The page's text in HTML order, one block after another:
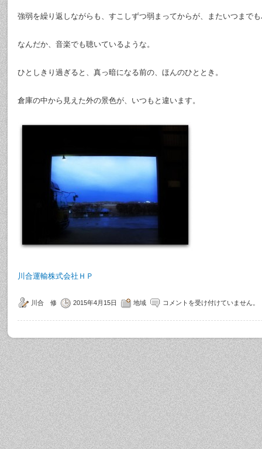
強弱を繰り返しながらも、すこしずつ弱まってからが、またいつまで
なんだか、音楽でも聴いているような。
ひとしきり過ぎると、真っ暗になる前の、ほんのひととき。
倉庫の中から見えた外の景色が、いつもと違います。
川合運輸株式会社ＨＰ
川合 修 2015年4月15日 地域 コメントを受け付けていません。